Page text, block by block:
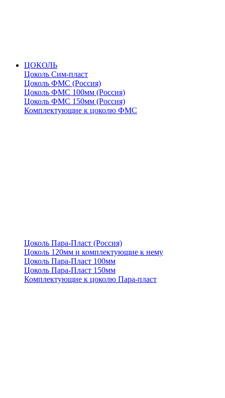
ЦОКОЛЬ
Цоколь Сим-пласт
Цоколь ФМС (Россия)
Цоколь ФМС 100мм (Россия)
Цоколь ФМС 150мм (Россия)
Комплектующие к цоколю ФМС
Цоколь Пара-Пласт (Россия)
Цоколь 120мм и комплектующие к нему
Цоколь Пара-Пласт 100мм
Цоколь Пара-Пласт 150мм
Комплектующие к цоколю Пара-пласт